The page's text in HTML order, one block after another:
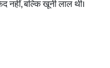
नहीं, बल्कि खूनी लाल थी।